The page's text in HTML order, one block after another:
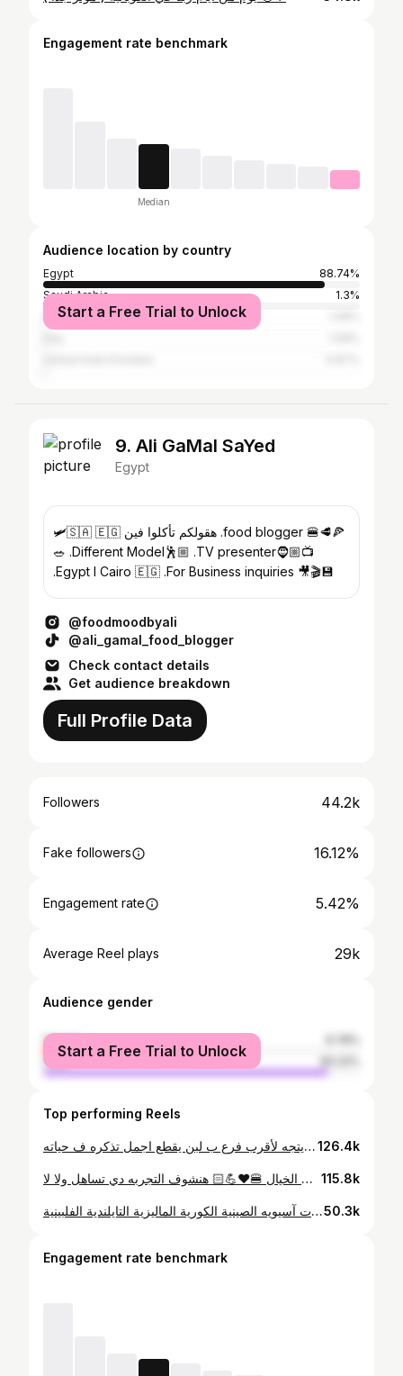
Engagement rate benchmark
Median
Audience location by country
Egypt
88.74%
Saudi Arabia
1.3%
Morocco
Start a Free Trial to Unlock
9. Ali GaMal SaYed
Egypt
🛩️🇸🇦 🇪🇬 هقولكم تأكلوا فين .food blogger 🍔🥩🍕
🥗 .Different Model🕺🏼 .TV presenter🧔🏼📺
.Egypt l Cairo 🇪🇬 .For Business inquiries 🎥🎬💾
@foodmoodbyali
@ali_gamal_food_blogger
Check contact details
Get audience breakdown
Full Profile Data
Followers 44.2k
Fake followers 16.12%
Engagement rate 5.42%
Average Reel plays 29k
Audience gender
female
male
Start a Free Trial to Unlock
Top performing Reels
اللي عاوز يروح دبي يتجه لأقرب فرع ب لبن يقطع اجمل تذكره ف حياته 🥹♥️♥️♥️كريب دبي دلوقتي في مصر 🔥🔥 @b.laban.eg #fyp #fypviral #fun #fy #viralvedio #viral #coffeeshop #relax #facebookpost #instagood #instadaily #instagram #instalike #like #likeforlikes #followforfollowback #بلبن #بلبن_مصر #بلبن_الرياض #بلبن_اسكندرية #follow4followback #followerseveryone #follow4like #followers126.4k
وهمي برجر طعم من الخيال 🍔♥️💪🏻 هنشوف التجربه دي تساهل ولا لا 🤷‍♂️👀 ‎#fypシ #food #viral #video #fyp #foodie #healthyfood #explore #viralvideos #foodphotography #ali #healthyfood #foodie #وهمي 115.8k
اول ماركت أسيوي موجود ف مصر و شامل كل الاكلات آسيويه الصينية الكورية الماليزية التايلندية الفلبينية 🫕🍝🍣🍚🥟🥘 #foo#foodisr#viralp#fypシr#foryoupageل#اكلات_صينيهل#اكلات_اسيويةل#اكلات_كوريا_الجنوبيه🇰🇷❤️🇰🇷ل#اكلات_ماليزيةل#اكل_صينين#صيني50.3k
Engagement rate benchmark